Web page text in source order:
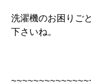
洗濯機のお困りご
下さいね。